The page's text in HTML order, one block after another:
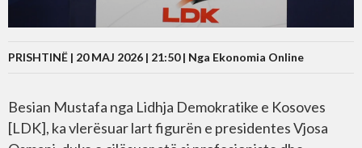
PRISHTINË | 20 MAJ 2026 | 21:50 | Nga Ekonomia Online
Besian Mustafa nga Lidhja Demokratike e Kosoves
[LDK], ka vlerësuar lart figurën e presidentes Vjosa